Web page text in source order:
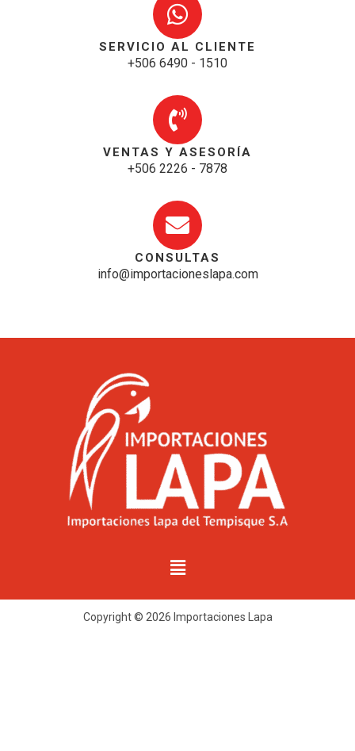
SERVICIO AL CLIENTE
+506 6490 - 1510
VENTAS Y ASESORÍA
+506 2226 - 7878
CONSULTAS
info@importacioneslapa.com
Copyright © 2026 Importaciones Lapa